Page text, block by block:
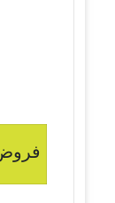
فروض